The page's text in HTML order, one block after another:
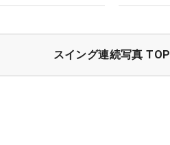
スイング連続写真 TOP